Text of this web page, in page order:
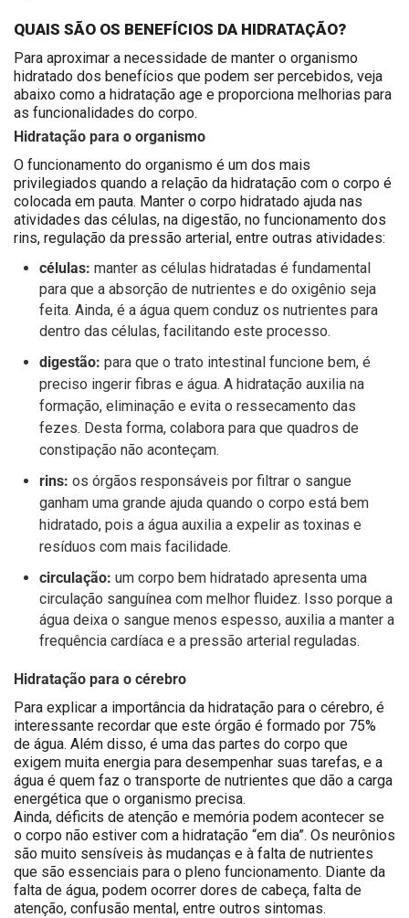
QUAIS SÃO OS BENEFÍCIOS DA HIDRATAÇÃO?
Para aproximar a necessidade de manter o organismo
hidratado dos benefícios que podem ser percebidos, veja
abaixo como a hidratação age e proporciona melhorias para
as funcionalidades do corpo.
Hidratação para o organismo
O funcionamento do organismo é um dos mais
privilegiados quando a relação da hidratação com o corpo é
colocada em pauta. Manter o corpo hidratado ajuda nas
atividades das células, na digestão, no funcionamento dos
rins, regulação da pressão arterial, entre outras atividades:
células: manter as células hidratadas é fundamental
para que a absorção de nutrientes e do oxigênio seja
feita. Ainda, é a água quem conduz os nutrientes para
dentro das células, facilitando este processo.
digestão: para que o trato intestinal funcione bem, é
preciso ingerir fibras e água. A hidratação auxilia na
formação, eliminação e evita o ressecamento das
fezes. Desta forma, colabora para que quadros de
constipação não aconteçam.
rins: os órgãos responsáveis por filtrar o sangue
ganham uma grande ajuda quando o corpo está bem
hidratado, pois a água auxilia a expelir as toxinas e
resíduos com mais facilidade.
circulação: um corpo bem hidratado apresenta uma
circulação sanguínea com melhor fluidez. Isso porque a
água deixa o sangue menos espesso, auxilia a manter a
frequência cardíaca e a pressão arterial reguladas.
Hidratação para o cérebro
Para explicar a importância da hidratação para o cérebro, é
interessante recordar que este órgão é formado por 75%
de água. Além disso, é uma das partes do corpo que
exigem muita energia para desempenhar suas tarefas, e a
água é quem faz o transporte de nutrientes que dão a carga
energética que o organismo precisa.
Ainda, déficits de atenção e memória podem acontecer se
o corpo não estiver com a hidratação “em dia”. Os neurônios
são muito sensíveis às mudanças e à falta de nutrientes
que são essenciais para o pleno funcionamento. Diante da
falta de água, podem ocorrer dores de cabeça, falta de
atenção, confusão mental, entre outros sintomas.